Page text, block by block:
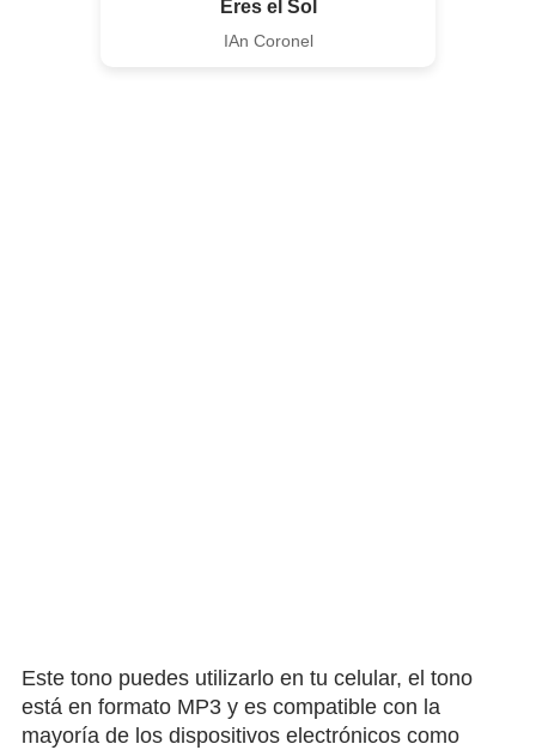
Eres el Sol
IAn Coronel
Este tono puedes utilizarlo en tu celular, el tono
está en formato MP3 y es compatible con la
mayoría de los dispositivos electrónicos como